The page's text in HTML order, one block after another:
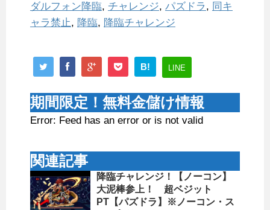
ダルフォン降臨, チャレンジ, パズドラ , 同キ
ャラ禁止, 降臨, 降臨チャレンジ
B! LINE
期間限定！無料金儲け情報
Error: Feed has an error or is not valid
関連記事
降臨チャレンジ！【ノーコン】
大泥棒参上！ 超ベジット
PT【パズドラ】※ノーコン・ス